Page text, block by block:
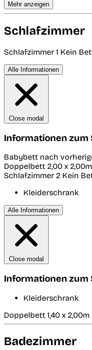
Mehr anzeigen
Schlafzimmer
Schlafzimmer 1 Kein
Alle Informationen
Close modal
Informationen zum
Babybett nach
Doppelbett 2,00 x
Schlafzimmer 2 Kein
Kleiderschrank
Alle Informationen
Close modal
Informationen zum
Kleiderschrank
Doppelbett 1,40 x 2,00m
Badezimmer